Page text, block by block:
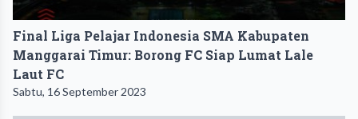
Final Liga Pelajar Indonesia SMA Kabupaten
Manggarai Timur: Borong FC Siap Lumat Lale
Laut FC
Sabtu, 16 September 2023